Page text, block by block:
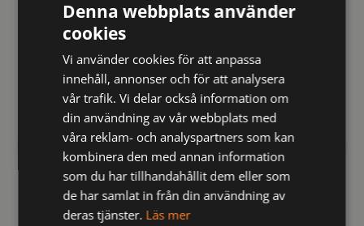
643702-35-3
3702 SOFTSHELLVÄST
kr inkl moms
404 STD Varselväst
95 kr inkl moms
REFLECTIL REFLECTIL
Denna webbplats använder
cookies
Vi använder cookies för att anpassa
innehåll, annonser och för att analysera
vår trafik. Vi delar också information om
din användning av vår webbplats med
våra reklam- och analyspartners som kan
kombinera den med annan information
som du har tillhandahållit dem eller som
de har samlat in från din användning av
deras tjänster. Läs mer